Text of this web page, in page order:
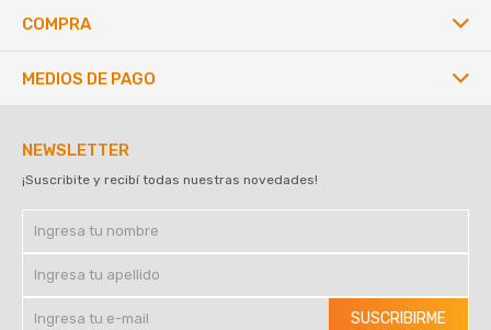
COMPRA
NEWSLETTER
¡Suscribite y recibí todas nuestras novedades!
SUSCRIBIRME
MEDIOS DE PAGO